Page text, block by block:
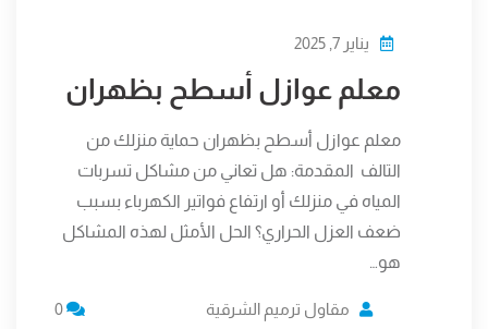
يناير 7, 2025
معلم عوازل أسطح بظهران
معلم عوازل أسطح بظهران حماية منزلك من
التالف المقدمة: هل تعاني من مشاكل تسربات
المياه في منزلك أو ارتفاع فواتير الكهرباء بسبب
ضعف العزل الحراري؟ الحل الأمثل لهذه المشاكل
هو…
مقاول ترميم الشرقية